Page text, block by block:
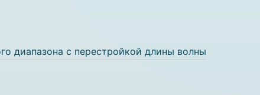
диапазона с перестройкой длины волны